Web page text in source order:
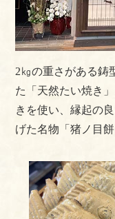
2㎏の重さがある鋳
た「天然たい焼き
きを使い、縁起の
げた名物「猪ノ目餅